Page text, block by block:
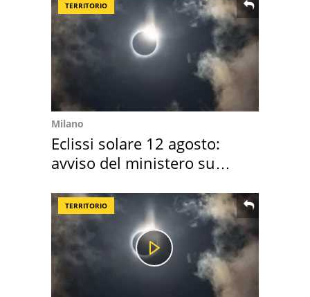
TERRITORIO
Milano
Eclissi solare 12 agosto:
avviso del ministero su
TERRITORIO